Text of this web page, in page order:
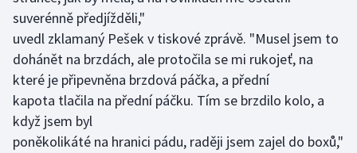
suverénně předjížděli,"
uvedl zklamaný Pešek v tiskové zprávě. "Musel jsem to
dohánět na brzdách, ale protočila se mi rukojeť, na
které je připevněna brzdová páčka, a přední
kapota tlačila na přední páčku. Tím se brzdilo kolo, a
když jsem byl
poněkolikáté na hranici pádu, raději jsem zajel do boxů,"